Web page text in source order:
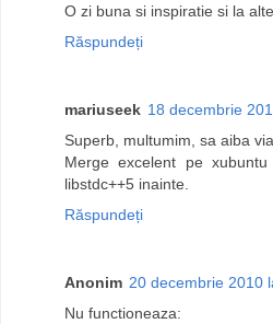
O zi buna si inspiratie si la
Răspundeți
mariuseek 18 decembrie
Superb, multumim, sa aiba
Merge excelent pe
libstdc++5 inainte.
Răspundeți
Anonim 20 decembrie 2010
Nu functioneaza: